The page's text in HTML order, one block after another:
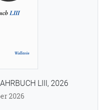
LIII, 2026
2026